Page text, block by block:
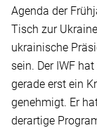
Agenda der
Tisch zur
ukrainische
sein. Der IWF
gerade erst ein
genehmigt. Er
derartige